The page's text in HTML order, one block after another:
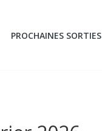
PROCHAINES SORTIES